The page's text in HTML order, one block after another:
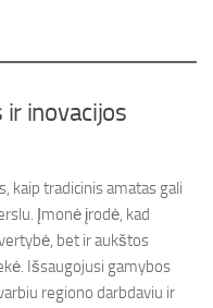
inovacijos
kaip tradicinis amatas gali
Įmonė įrodė, kad
bet ir aukštos
Išsaugojusi gamybos
regiono darbdaviu ir